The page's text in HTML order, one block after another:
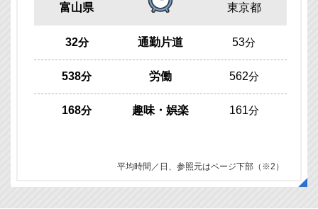
富山県 東京都
32分 通勤片道 53分
538分 労働 562分
168分 趣味・娯楽 161分
平均時間／日、参照元はページ下部（※2）